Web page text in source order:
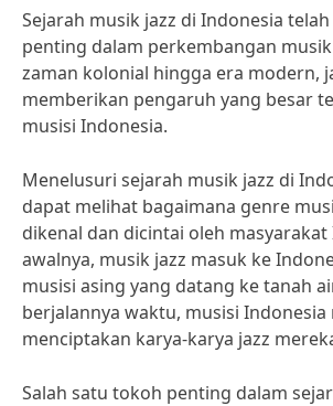
Sejarah musik jazz di Indonesia
penting dalam perkembangan
zaman kolonial hingga era modern,
memberikan pengaruh yang besar
musisi Indonesia.
Menelusuri sejarah musik jazz di
dapat melihat bagaimana genre
dikenal dan dicintai oleh masyarakat
awalnya, musik jazz masuk ke
musisi asing yang datang ke tanah
berjalannya waktu, musisi Indonesia
menciptakan karya-karya jazz
Salah satu tokoh penting dalam